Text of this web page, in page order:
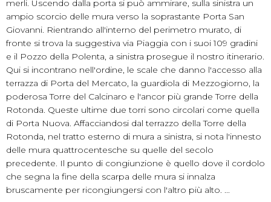
merli. Uscendo dalla porta si può ammirare, sulla sinistra un
ampio scorcio delle mura verso la soprastante Porta San
Giovanni. Rientrando all'interno del perimetro murato, di
fronte si trova la suggestiva via Piaggia con i suoi 109 gradini
e il Pozzo della Polenta, a sinistra prosegue il nostro itinerario.
Qui si incontrano nell'ordine, le scale che danno l'accesso alla
terrazza di Porta del Mercato, la guardiola di Mezzogiorno, la
poderosa Torre del Calcinaro e l'ancor più grande Torre della
Rotonda. Queste ultime due torri sono circolari come quella
di Porta Nuova. Affacciandosi dal terrazzo della Torre della
Rotonda, nel tratto esterno di mura a sinistra, si nota l'innesto
delle mura quattrocentesche su quelle del secolo
precedente. Il punto di congiunzione è quello dove il cordolo
che segna la fine della scarpa delle mura si innalza
bruscamente per ricongiungersi con l'altro più alto. ...